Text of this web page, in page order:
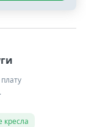
кресла